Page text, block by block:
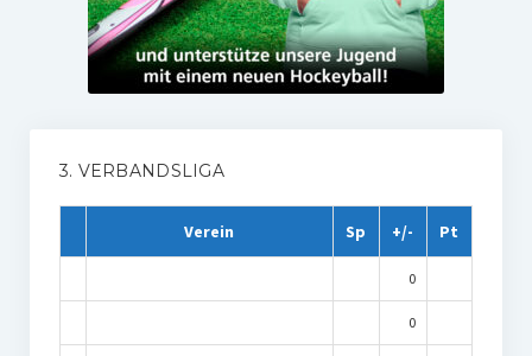
3. VERBANDSLIGA
Verein Sp +/- Pt
0
0